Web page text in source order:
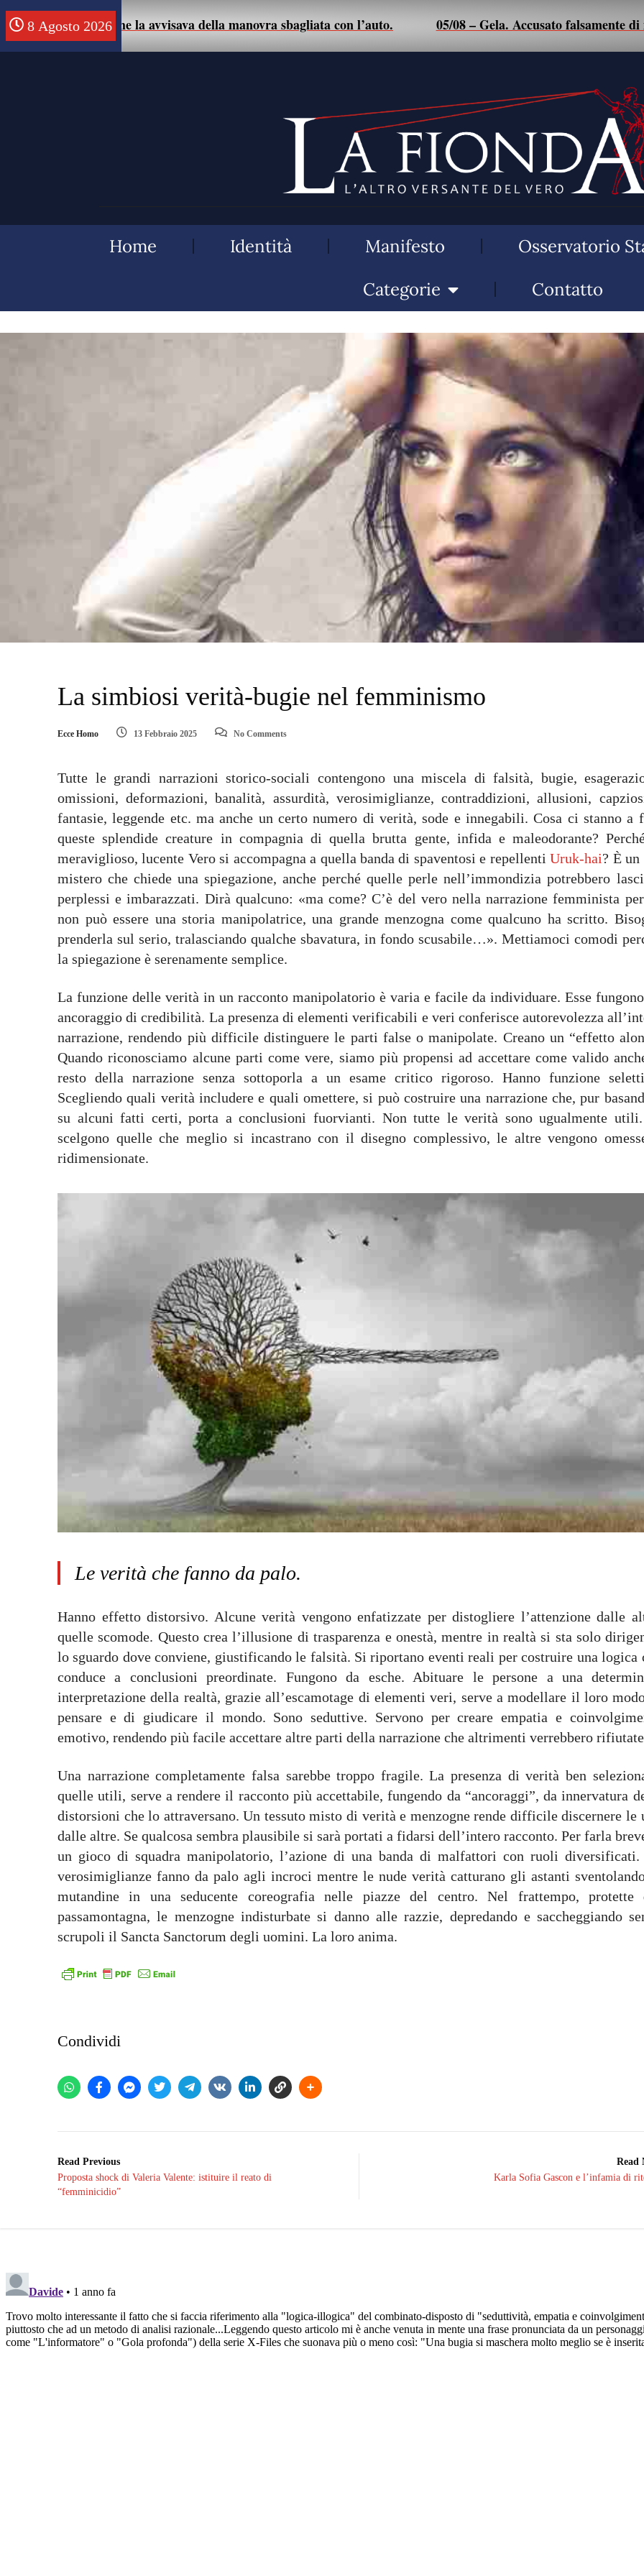
8 Agosto 2026
un uomo che la avvisava della manovra sbagliata con l’auto. 05/08 – Gela. Accusato falsamente di
Home Identità Manifesto Osservatorio
Categorie
Contatto
La simbiosi verità-bugie nel femminismo
Ecce Homo 13 Febbraio 2025 No Comments
Tutte le grandi narrazioni storico-sociali contengono una miscela di falsità, bugie,
omissioni, deformazioni, banalità, assurdità, verosimiglianze, contraddizioni, allusioni,
fantasie, leggende etc. ma anche un certo numero di verità, sode e innegabili. Cosa ci stanno a
queste splendide creature in compagnia di quella brutta gente, infida e maleodorante?
meraviglioso, lucente Vero si accompagna a quella banda di spaventosi e repellentiUruk-hai? È un
mistero che chiede una spiegazione, anche perché quelle perle nell’immondizia potrebbero
perplessi e imbarazzati. Dirà qualcuno: «ma come? C’è del vero nella narrazione femminista
non può essere una storia manipolatrice, una grande menzogna come qualcuno ha scritto.
prenderla sul serio, tralasciando qualche sbavatura, in fondo scusabile…». Mettiamoci comodi
la spiegazione è serenamente semplice.
La funzione delle verità in un racconto manipolatorio è varia e facile da individuare. Esse
ancoraggio di credibilità. La presenza di elementi verificabili e veri conferisce autorevolezza
narrazione, rendendo più difficile distinguere le parti false o manipolate. Creano un “effetto
Quando riconosciamo alcune parti come vere, siamo più propensi ad accettare come valido
resto della narrazione senza sottoporla a un esame critico rigoroso. Hanno funzione
Scegliendo quali verità includere e quali omettere, si può costruire una narrazione che, pur
su alcuni fatti certi, porta a conclusioni fuorvianti. Non tutte le verità sono ugualmente
scelgono quelle che meglio si incastrano con il disegno complessivo, le altre vengono
ridimensionate.
Le verità che fanno da palo.
Hanno effetto distorsivo. Alcune verità vengono enfatizzate per distogliere l’attenzione dalle
quelle scomode. Questo crea l’illusione di trasparenza e onestà, mentre in realtà si sta solo
lo sguardo dove conviene, giustificando le falsità. Si riportano eventi reali per costruire una logica
conduce a conclusioni preordinate. Fungono da esche. Abituare le persone a una
interpretazione della realtà, grazie all’escamotage di elementi veri, serve a modellare il loro
pensare e di giudicare il mondo. Sono seduttive. Servono per creare empatia e
emotivo, rendendo più facile accettare altre parti della narrazione che altrimenti verrebbero
Una narrazione completamente falsa sarebbe troppo fragile. La presenza di verità ben
quelle utili, serve a rendere il racconto più accettabile, fungendo da “ancoraggi”, da innervatura
distorsioni che lo attraversano. Un tessuto misto di verità e menzogne rende difficile discernere le
dalle altre. Se qualcosa sembra plausibile si sarà portati a fidarsi dell’intero racconto. Per farla
un gioco di squadra manipolatorio, l’azione di una banda di malfattori con ruoli
verosimiglianze fanno da palo agli incroci mentre le nude verità catturano gli astanti
mutandine in una seducente coreografia nelle piazze del centro. Nel frattempo, protette
passamontagna, le menzogne indisturbate si danno alle razzie, depredando e saccheggiando
scrupoli il Sancta Sanctorum degli uomini. La loro anima.
Condividi
Read Previous
Proposta shock di Valeria Valente: istituire il reato di
“femminicidio”
Read
Karla Sofia Gascon e l’infamia di